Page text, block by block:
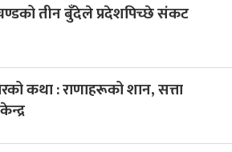
तीन बुँदेले प्रदेशपिच्छे संकट
कथा : राणाहरूको शान, सत्ता